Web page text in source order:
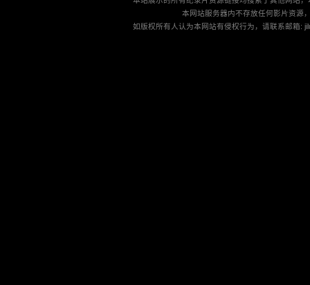
本网站服务器内不存放任何影片资源
如版权所有人认为本网站有侵权行为，请联系邮箱: